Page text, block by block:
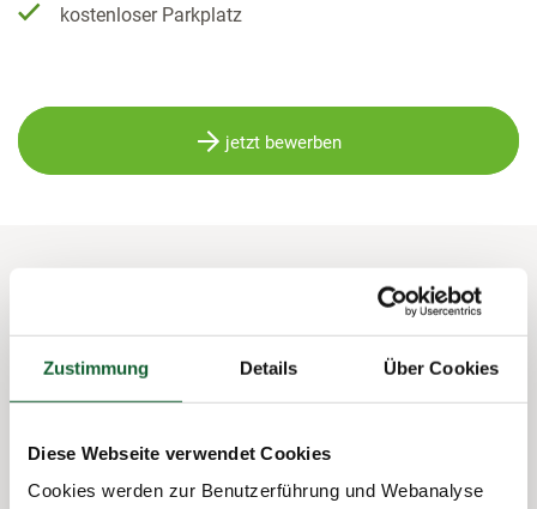
Zustimmung Details Über Cookies
Diese Webseite verwendet Cookies
Cookies werden zur Benutzerführung und Webanalyse
kostenloser Parkplatz
jetzt bewerben
Ihre Aufgaben:
Empfang und Betreuung unserer Mitglieder